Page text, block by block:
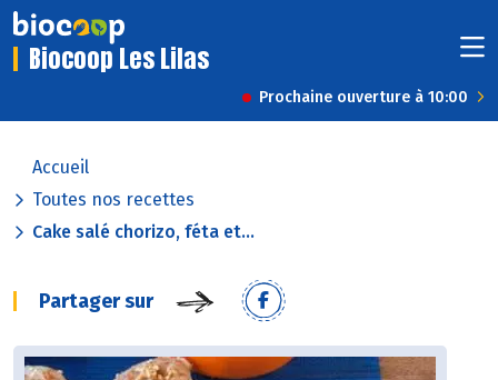
Biocoop Les Lilas
Prochaine ouverture à 10:00
Accueil
Toutes nos recettes
Cake salé chorizo, féta et...
Partager sur